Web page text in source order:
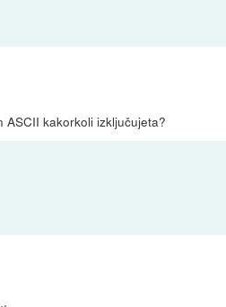
ASCII kakorkoli izključujeta?